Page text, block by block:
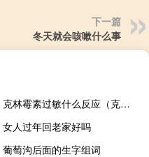
下一篇
冬天就会咳嗽什么事
克林霉素过敏什么反应（克林霉素过敏的症状）
女人过年回老家好吗
葡萄沟后面的生字组词